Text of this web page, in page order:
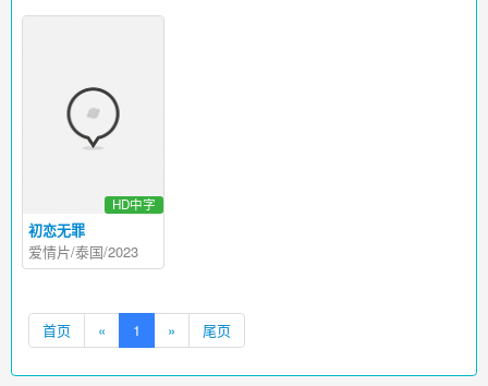
初恋无罪
HD中字
爱情片/泰国/2023
首页 « 1 » 尾页